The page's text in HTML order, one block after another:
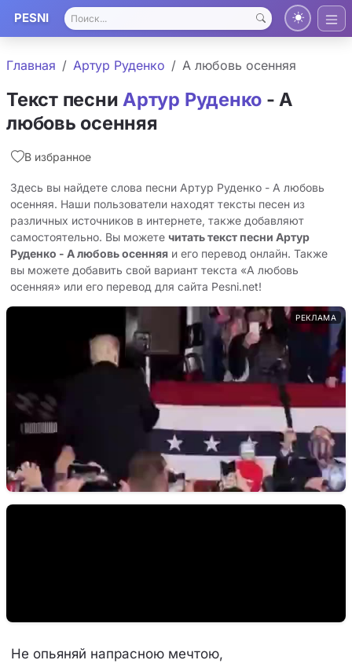
PESNI
Главная Артур Руденко А любовь осенняя
Текст песни Артур Руденко - А
любовь осенняя
В избранное
Здесь вы найдете слова песни Артур Руденко - А любовь
осенняя. Наши пользователи находят тексты песен из
различных источников в интернете, также добавляют
самостоятельно. Вы можете читать текст песни Артур
Руденко - А любовь осенняя и его перевод онлайн. Также
вы можете добавить свой вариант текста «А любовь
осенняя» или его перевод для сайта Pesni.net!
РЕКЛАМА
Не опьяняй напрасною мечтою,